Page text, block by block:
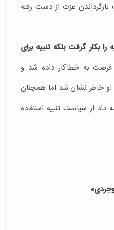
عزت از دست رفته
بکار گرفت بلکه تنبیه برای
فرصت به خطاکار داده شد و
خاطر نشان شد اما همچنان
از سیاست تنبیه استفاده